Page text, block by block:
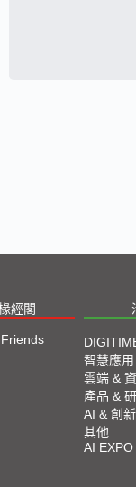
經閣
智慧應用
雲端 &
產品 &
AI & 創新
其他
AI EXPO